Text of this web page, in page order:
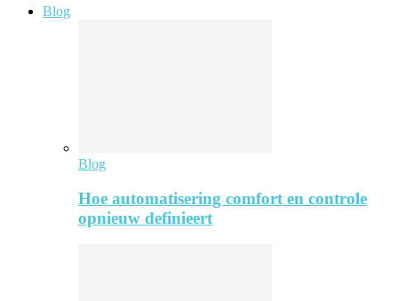
Blog
Blog
Hoe automatisering comfort en controle
opnieuw definieert